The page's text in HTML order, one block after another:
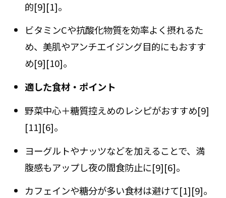
的[9][1]。
ビタミンCや抗酸化物質を効率よく摂れるた
め、美肌やアンチエイジング目的にもおすす
め[9][10]。
適した食材・ポイント
野菜中心＋糖質控えめのレシピがおすすめ[9]
[11][6]。
ヨーグルトやナッツなどを加えることで、満
腹感もアップし夜の間食防止に[9][6]。
カフェインや糖分が多い食材は避けて[1][9]。